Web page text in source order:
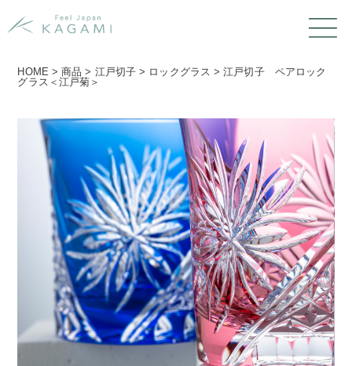
HOME >商品 > 江戸切子 > ロックグラス >江戸切子 ペアロック
グラス＜江戸菊＞